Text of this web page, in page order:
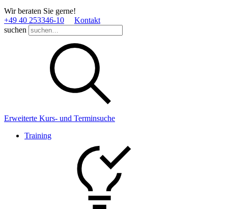
Wir beraten Sie gerne!
+49 40 253346­-10
Kontakt
suchen
Erweiterte Kurs- und Terminsuche
Training